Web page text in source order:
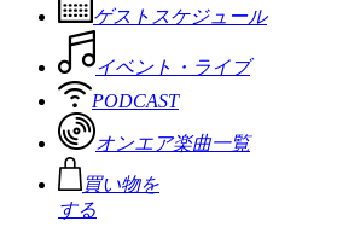
ゲストスケジュール
イベント・ライブ
PODCAST
オンエア楽曲一覧
買い物を
する